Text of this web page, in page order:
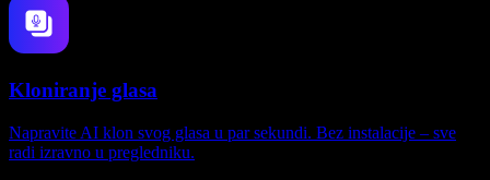
Kloniranje glasa
Napravite AI klon svog glasa u par sekundi. Bez instalacije – sve
radi izravno u pregledniku.